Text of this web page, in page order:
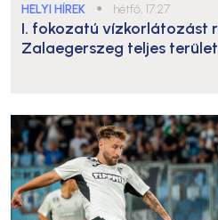
HELYI HÍREK ● hétfő, 17:27
I. fokozatú vízkorlátozást
Zalaegerszeg teljes